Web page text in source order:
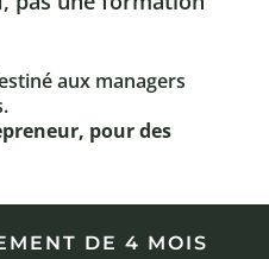
aux managers
pour des
DE 4 MOIS